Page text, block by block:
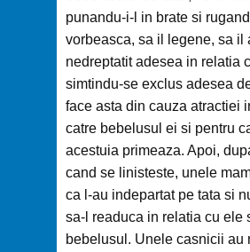
punandu-i-l in brate si
vorbeasca, sa il legene, sa il
nedreptatit adesea in relatia
simtindu-se exclus adesea
face asta din cauza atractiei
catre bebelusul ei si pentru
acestuia primeaza. Apoi,
cand se linisteste, unele
ca l-au indepartat pe tata si
sa-l readuca in relatia cu ele
bebelusul. Unele casnicii au